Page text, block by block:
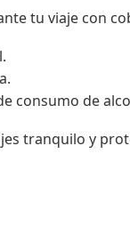
tu viaje con
consumo de
tranquilo y